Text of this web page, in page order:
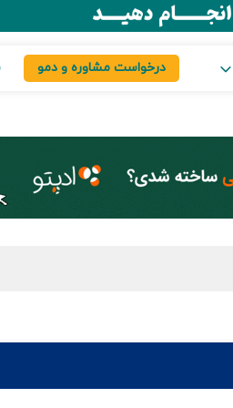
درخواست مشاوره و دمو